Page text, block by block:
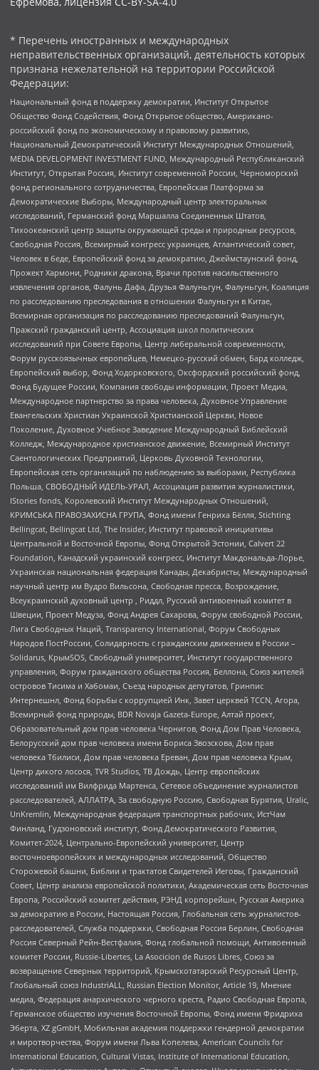
* Перечень иностранных и международных
неправительственных организаций, деятельность которых
признана нежелательной на территории Российской
Федерации:
Национальный фонд в поддержку демократии, Институт Открытое
Общество Фонд Содействия, Фонд Открытое общество, Американо-
российский фонд по экономическому и правовому развитию,
Национальный Демократический Институт Международных Отношений,
MEDIA DEVELOPMENT INVESTMENT FUND, Международный Республиканский
Институт, Открытая Россия, Институт современной России, Черноморский
фонд регионального сотрудничества, Европейская Платформа за
Демократические Выборы, Международный центр электоральных
исследований, Германский фонд Маршалла Соединенных Штатов,
Тихоокеанский центр защиты окружающей среды и природных ресурсов,
Свободная Россия, Всемирный конгресс украинцев, Атлантический совет,
Человек в беде, Европейский фонд за демократию, Джеймстаунский фонд,
Прожект Хармони, Родники дракона, Врачи против насильственного
извлечения органов, Фалунь Дафа, Друзья Фалуньгун, Фалуньгун, Коалиция
по расследованию преследования в отношении Фалуньгун в Китае,
Всемирная организация по расследованию преследований Фалуньгун,
Пражский гражданский центр, Ассоциация школ политических
исследований при Совете Европы, Центр либеральной современности,
Форум русскоязычных европейцев, Немецко-русский обмен, Бард колледж,
Европейский выбор, Фонд Ходорковского, Оксфордский российский фонд,
Фонд Будущее России, Компания свободы информации, Проект Медиа,
Международное партнерство за права человека, Духовное Управление
Евангельских Христиан Украинской Христианской Церкви, Новое
Поколение, Духовное Учебное Заведение Международный Библейский
Колледж, Международное христианское движение, Всемирный Институт
Саентологических Предприятий, Церковь Духовной Технологии,
Европейская сеть организаций по наблюдению за выборами, Республика
Польша, СВОБОДНЫЙ ИДЕЛЬ-УРАЛ, Ассоциация развития журналистики,
IStories fonds, Королевский Институт Международных Отношений,
КРИМСЬКА ПРАВОЗАХИСНА ГРУПА, Фонд имени Генриха Бёлля, Stichting
Bellingcat, Bellingcat Ltd, The Insider, Институт правовой инициативы
Центральной и Восточной Европы, Фонд Открытой Эстонии, Calvert 22
Foundation, Канадский украинский конгресс, Институт Макдональда-Лорье,
Украинская национальная федерация Канады, Декабристы, Международный
научный центр им Вудро Вильсона, Свободная пресса, Возрождение,
Всеукраинский духовный центр , Риддл, Русский антивоенный комитет в
Швеции, Проект Медуза, Фонд Андрея Сахарова, Форум свободной России,
Лига Свободных Наций, Transparеncy International, Форум Свободных
Народов ПостРоссии, Солидарность с гражданским движением в России –
Solidarus, КрымSOS, Свободный университет, Институт государственного
управления, Форум гражданского общества Россия, Беллона, Союз жителей
островов Тисима и Хабомаи, Съезд народных депутатов, Гринпис
Интернешнл, Фонд борьбы с коррупцией Инк, Завет церквей TCCN, Агора,
Всемирный фонд природы, BDR Novaja Gazeta-Europe, Алтай проект,
Образовательный дом прав человека Чернигов, Фонд Дом Прав Человека,
Белорусский дом прав человека имени Бориса Звозскова, Дом прав
человека Тбилиси, Дом прав человека Ереван, Дом прав человека Крым,
Центр дикого лосося, TVR Studios, ТВ Дождь, Центр европейских
исследований им Вилфрида Мартенса, Сетевое объединение журналистов
расследователей, АЛЛАТРА, За свободную Россию, Свободная Бурятия, Uralic,
UnKremlin, Международная федерация транспортных рабочих, ИстЧам
Финланд, Гудзоновский институт, Фонд Демократического Развития,
Комитет-2024, Центрально-Европейский университет, Центр
восточноевропейских и международных исследований, Общество
Сторожевой башни, Библии и трактатов Свидетелей Иеговы, Гражданский
Совет, Центр анализа европейской политики, Академическая сеть Восточная
Европа, Российский комитет действия, РЭНД корпорейшн, Русская Америка
за демократию в России, Настоящая Россия, Глобальная сеть журналистов-
расследователей, Служба поддержки, Свободная Россия Берлин, Свободная
Россия Северный Рейн-Вестфалия, Фонд глобальной помощи, Антивоенный
комитет России, Russie-Libertes, La Asocicion de Rusos Libres, Союз за
возвращение Северных территорий, Крымскотатарский Ресурсный Центр,
Глобальный союз IndustriALL, Russian Election Monitor, Article 19, Мнение
медиа, Федерация анархического черного креста, Радио Свободная Европа,
Германское общество изучения Восточной Европы, Фонд имени Фридриха
Эберта, XZ gGmbH, Мобильная академия поддержки гендерной демократии
и миротворчества, Форум имени Льва Копелева, American Councils for
International Education, Cultural Vistas, Institute of International Education,